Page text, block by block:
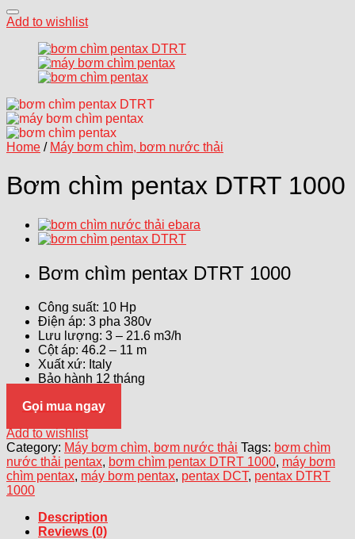
Add to wishlist
Home / Máy bơm chìm, bơm nước thải
Bơm chìm pentax DTRT 1000
Bơm chìm pentax DTRT 1000
Công suất: 10 Hp
Điện áp: 3 pha 380v
Lưu lượng: 3 – 21.6 m3/h
Cột áp: 46.2 – 11 m
Xuất xứ: Italy
Bảo hành 12 tháng
Gọi mua ngay
Add to wishlist
Category: Máy bơm chìm, bơm nước thải Tags: bơm chìm
nước thải pentax, bơm chìm pentax DTRT 1000, máy bơm
chìm pentax, máy bơm pentax, pentax DCT, pentax DTRT
1000
Description
Reviews (0)